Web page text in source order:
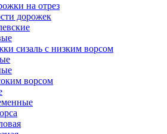
на отрез
дорожек
сизаль с низким ворсом
ворсом